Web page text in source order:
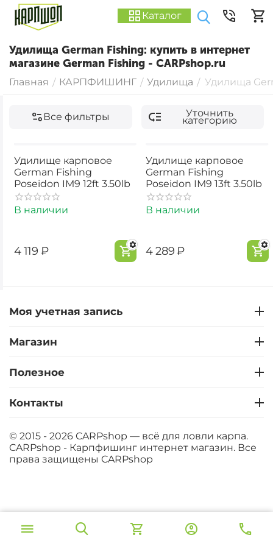
Каталог
Удилища German Fishing: купить в интернет
магазине German Fishing - CARPshop.ru
Главная / КАРПФИШИНГ / Удилища / Удилища
Все фильтры Уточнить
категорию
Удилище карповое
German Fishing
Poseidon IМ9 12ft 3.50lb
В наличии
‍4 119‍ ₽
Удилище карповое
German Fishing
Poseidon IМ9 13ft 3.50lb
В наличии
‍4 289‍₽
Моя учетная запись
Магазин
Полезное
Контакты
© 2015 - 2026 CARPshop — всё для ловли карпа.
CARPshop - Карпфишинг интернет магазин. Все
права защищены CARPshop